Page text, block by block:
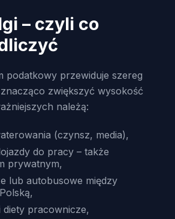
– czyli co
podatkowy przewiduje szereg
zwiększyć wysokość
należą:
(czynsz, media),
do pracy – także
prywatnym,
lub autobusowe między
diety pracownicze,